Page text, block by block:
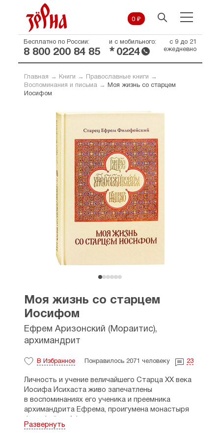
0 ₽
Бесплатно по России:
8 800 200 84 85
и с мобильного:
* 0224
с 9 до 21
ежедневно
Главная → Книги → Православные книги →
Воспоминания и письма→
Моя жизнь со старцем
Иосифом
Моя жизнь со старцем
Иосифом
Ефрем Аризонский (Мораитис),
архимандрит
В Избранное Понравилось 2071 человеку 23
Личность и учение величайшего Старца ХХ века
Иосифа Исихаста живо запечатлены
в воспоминаниях его ученика и преемника
архимандрита Ефрема, проигумена монастыря
православных греческих монастырей в Америке,
Развернуть